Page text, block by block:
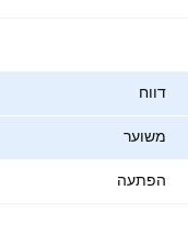
דווח
משוער
הפתעה